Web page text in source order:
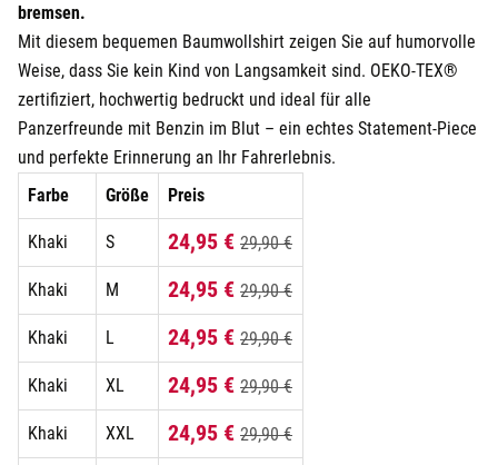
bremsen.
Mit diesem bequemen Baumwollshirt zeigen Sie auf humorvolle
Weise, dass Sie kein Kind von Langsamkeit sind. OEKO-TEX®
zertifiziert, hochwertig bedruckt und ideal für alle
Panzerfreunde mit Benzin im Blut – ein echtes Statement-Piece
und perfekte Erinnerung an Ihr Fahrerlebnis.
Farbe
Größe Preis
Khaki S 24,95 € 29,90 €
Khaki M 24,95 € 29,90 €
Khaki L 24,95 € 29,90 €
Khaki XL 24,95 € 29,90 €
Khaki XXL 24,95 € 29,90 €